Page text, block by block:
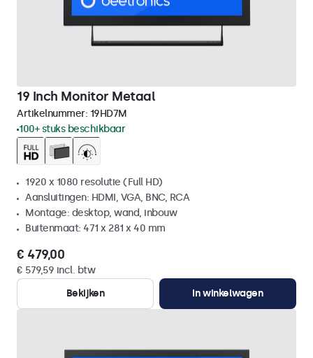
19 Inch Monitor Metaal
Artikelnummer: 19HD7M
100+ stuks beschikbaar
1920 x 1080 resolutie (Full HD)
Aansluitingen: HDMI, VGA, BNC, RCA
Montage: desktop, wand, inbouw
Buitenmaat: 471 x 281 x 40 mm
€ 479,00
€ 579,59 incl. btw
Bekijken
In winkelwagen